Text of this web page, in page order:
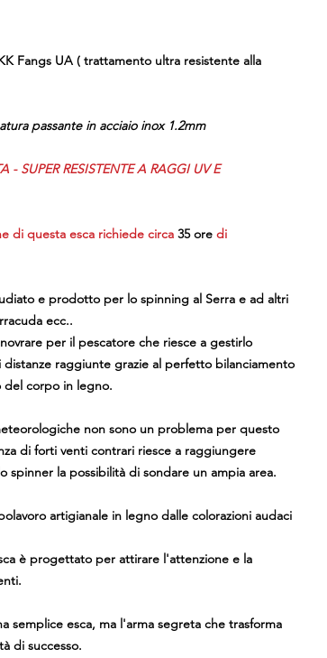
Fangs UA ( trattamento ultra resistente alla
passante in acciaio inox 1.2mm
- SUPER RESISTENTE A RAGGI UV E
di questa esca richiede circa 35 ore di
e prodotto per lo spinning al Serra e ad altri
ecc..
per il pescatore che riesce a gestirlo
raggiunte grazie al perfetto bilanciamento
corpo in legno.
non sono un problema per questo
di forti venti contrari riesce a raggiungere
spinner la possibilità di sondare un ampia area.
artigianale in legno dalle colorazioni audaci
è progettato per attirare l'attenzione e la
semplice esca, ma l'arma segreta che trasforma
di successo.